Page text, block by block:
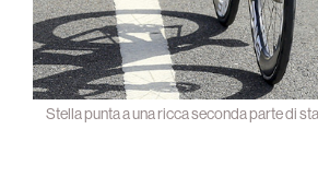
Stella punta a una ricca seconda parte di